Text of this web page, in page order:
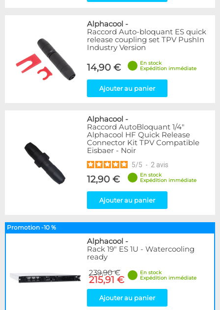
Alphacool -
Raccord Auto-bloquant ES quick
release coupling set TPV PushIn
Industry Version
14,90 €
En stock
Expédition immédiate
Ajouter au panier
Alphacool -
Raccord AutoBloquant 1/4"
Alphacool HF Quick Release
Connector Kit TPV Compatible
Eisbaer - Noir
5/5 - 2 avis
12,90 €
En stock
Expédition immédiate
Ajouter au panier
Promotion -10 %
Alphacool -
Rack 19" ES 1U - Watercooling
ready
239,90 €
215,91 €
En stock
Expédition immédiate
Ajouter au panier